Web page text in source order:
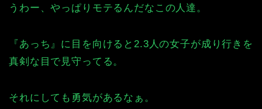
うわー、やっぱりモテるんだなこの人達。
『あっち』に目を向けると2.3人の女子が成り行きを
真剣な目で見守ってる。
それにしても勇気があるなぁ。